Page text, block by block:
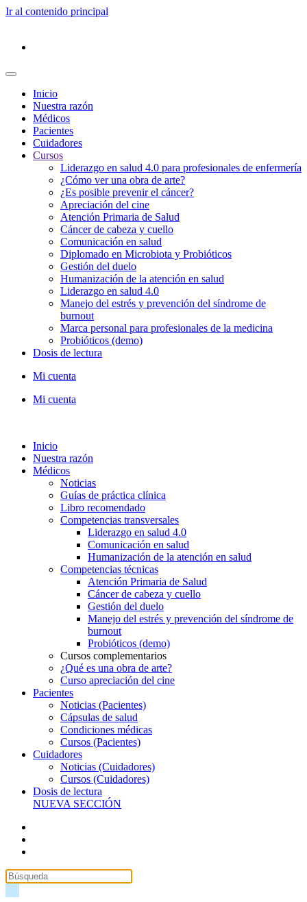
Ir al contenido principal
Inicio
Nuestra razón
Médicos
Pacientes
Cuidadores
Cursos
Liderazgo en salud 4.0 para profesionales de enfermería
¿Cómo ver una obra de arte?
¿Es posible prevenir el cáncer?
Apreciación del cine
Atención Primaria de Salud
Cáncer de cabeza y cuello
Comunicación en salud
Diplomado en Microbiota y Probióticos
Gestión del duelo
Humanización de la atención en salud
Liderazgo en salud 4.0
Manejo del estrés y prevención del síndrome de
burnout
Marca personal para profesionales de la medicina
Probióticos (demo)
Dosis de lectura
Mi cuenta
Mi cuenta
Inicio
Nuestra razón
Médicos
Noticias
Guías de práctica clínica
Libro recomendado
Competencias transversales
Liderazgo en salud 4.0
Comunicación en salud
Humanización de la atención en salud
Competencias técnicas
Atención Primaria de Salud
Cáncer de cabeza y cuello
Gestión del duelo
Manejo del estrés y prevención del síndrome de
burnout
Probióticos (demo)
Cursos complementarios
¿Qué es una obra de arte?
Curso apreciación del cine
Pacientes
Noticias (Pacientes)
Cápsulas de salud
Condiciones médicas
Cursos (Pacientes)
Cuidadores
Noticias (Cuidadores)
Cursos (Cuidadores)
Dosis de lectura
NUEVA SECCIÓN